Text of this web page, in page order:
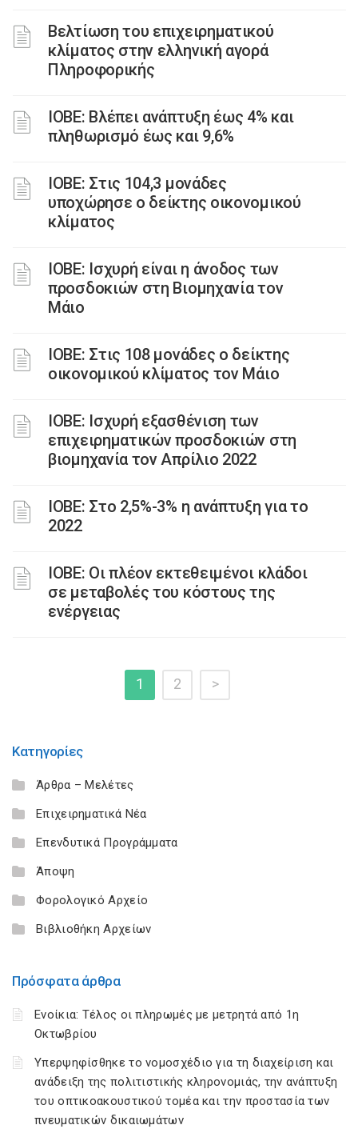
Βελτίωση του επιχειρηματικού
κλίματος στην ελληνική αγορά
Πληροφορικής
ΙΟΒΕ: Βλέπει ανάπτυξη έως 4% και
πληθωρισμό έως και 9,6%
ΙΟΒΕ: Στις 104,3 μονάδες
υποχώρησε ο δείκτης οικονομικού
κλίματος
ΙΟΒΕ: Ισχυρή είναι η άνοδος των
προσδοκιών στη Βιομηχανία τον
Μάιο
ΙΟΒΕ: Στις 108 μονάδες ο δείκτης
οικονομικού κλίματος τον Μάιο
ΙΟΒΕ: Ισχυρή εξασθένιση των
επιχειρηματικών προσδοκιών στη
βιομηχανία τον Απρίλιο 2022
ΙΟΒΕ: Στο 2,5%-3% η ανάπτυξη για το
2022
ΙΟΒΕ: Οι πλέον εκτεθειμένοι κλάδοι
σε μεταβολές του κόστους της
ενέργειας
1 2 >
Κατηγορίες
Άρθρα – Μελέτες
Επιχειρηματικά Νέα
Επενδυτικά Προγράμματα
Άποψη
Φορολογικό Αρχείο
Βιβλιοθήκη Αρχείων
Πρόσφατα άρθρα
Ενοίκια: Τέλος οι πληρωμές με μετρητά από 1η
Οκτωβρίου
Υπερψηφίσθηκε το νομοσχέδιο για τη διαχείριση και
ανάδειξη της πολιτιστικής κληρονομιάς, την ανάπτυξη
του οπτικοακουστικού τομέα και την προστασία των
πνευματικών δικαιωμάτων